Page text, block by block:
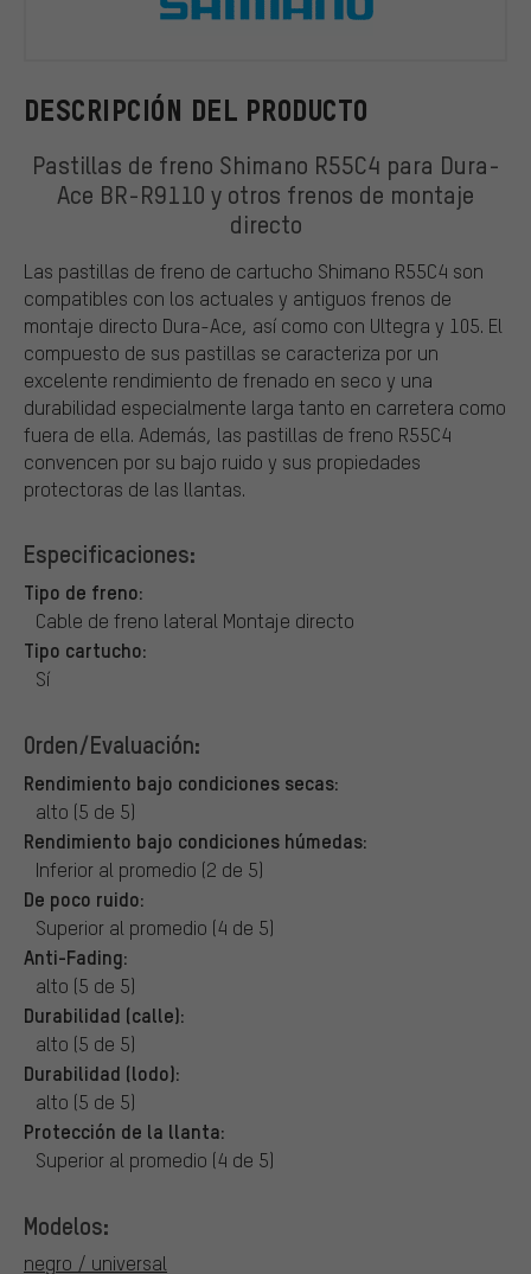
DESCRIPCIÓN DEL PRODUCTO
Pastillas de freno Shimano R55C4 para Dura-
Ace BR-R9110 y otros frenos de montaje
directo
Las pastillas de freno de cartucho Shimano R55C4 son
compatibles con los actuales y antiguos frenos de
montaje directo Dura-Ace, así como con Ultegra y 105. El
compuesto de sus pastillas se caracteriza por un
excelente rendimiento de frenado en seco y una
durabilidad especialmente larga tanto en carretera como
fuera de ella. Además, las pastillas de freno R55C4
convencen por su bajo ruido y sus propiedades
protectoras de las llantas.
Especificaciones:
Tipo de freno:
Cable de freno lateral Montaje directo
Tipo cartucho:
Sí
Orden/Evaluación:
Rendimiento bajo condiciones secas:
alto (5 de 5)
Rendimiento bajo condiciones húmedas:
Inferior al promedio (2 de 5)
De poco ruido:
Superior al promedio (4 de 5)
Anti-Fading:
alto (5 de 5)
Durabilidad (calle):
alto (5 de 5)
Durabilidad (lodo):
alto (5 de 5)
Protección de la llanta:
Superior al promedio (4 de 5)
Modelos:
negro / universal
Shimano